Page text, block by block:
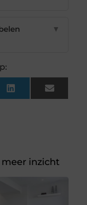
▼
LinkedIn Email
meer inzicht